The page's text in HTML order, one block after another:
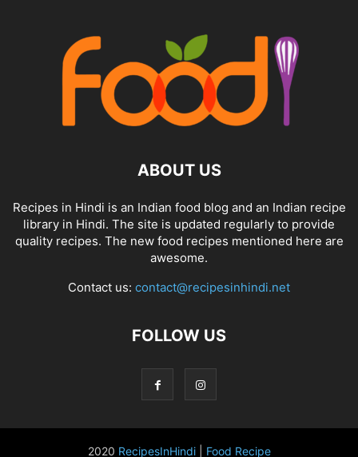
ABOUT US
Recipes in Hindi is an Indian food blog and an Indian recipe
library in Hindi. The site is updated regularly to provide
quality recipes. The new food recipes mentioned here are
awesome.
Contact us: contact@recipesinhindi.net
FOLLOW US
2020 RecipesInHindi| Food Recipe